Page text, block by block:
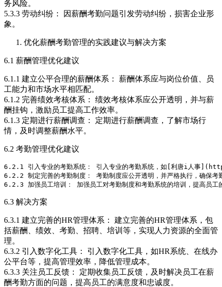
务风险。
5.3.3 劳动纠纷： 因薪酬考勤问题引发劳动纠纷，损害企业形
象。
优化薪酬考勤管理的实践建议与解决方案
6.1 薪酬管理优化建议
6.1.1 建立公平合理的薪酬体系： 薪酬体系应与岗位价值、员
工能力和市场水平相匹配。
6.1.2 完善绩效考核体系： 绩效考核体系应公开透明，并与薪
酬挂钩，激励员工提高工作效率。
6.1.3 定期进行薪酬调查： 定期进行薪酬调查，了解市场行
情，及时调整薪酬水平。
6.2 考勤管理优化建议
6.2.1 引入专业的考勤系统： 引入专业的考勤系统，如[利唐i人事
6.2.2 制定完善的考勤制度： 考勤制度应公开透明，并严格执行，确保考
6.3 解决方案
6.3.1 建立完善的HR管理体系： 建立完善的HR管理体系，包
括薪酬、绩效、考勤、招聘、培训等，实现人力资源的全面管
理。
6.3.2 引入数字化工具： 引入数字化工具，如HR系统、在线办
公平台等，提高管理效率，降低管理成本。
6.3.3 关注员工反馈： 定期收集员工反馈，及时解决员工在薪
酬考勤方面的问题，提高员工的满意度和忠诚度。